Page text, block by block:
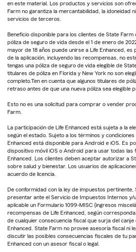
en este material. Los productos y servicios son
Farm no garantiza la mercantabilidad, la idoneidad
servicios de terceros.
Beneficio disponible para los clientes de State
póliza de seguro de vida desde el 1 de enero de
mayor de 18 años puede unirse a Life Enhanced, es
de la aplicación, incluyendo las recompensas, no
tengas una póliza de seguro de vida elegible de
titulares de póliza en Florida y New York no son
completo.Ten en cuenta que algunos titulares de
retraso antes de que una nueva póliza sea elegible
Esto no es una solicitud para comprar o vender
Farm.
La participación de Life Enhanced está sujeta a la
según el estado. Sujeto a los términos y
Enhanced está disponible para Android e iOS. Es
dispositivo móvil iOS o Android para usar todas las
Enhanced. Los clientes deben aceptar autorizar a
sobre salud y bienestar. Los usuarios de
acuerdo de licencia.
De conformidad con la ley de impuestos
presentar ante el Servicio de Impuestos Internos
aplicable un Formulario 1099-MISC (ingresos
recompensas de Life Enhanced, según
de cualquier consecuencia fiscal que surja del
Enhanced. State Farm no provee asesoría fiscal ni
discutir las posibles consecuencias fiscales de tu
Enhanced con un asesor fiscal o legal.